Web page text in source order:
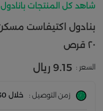
شاهد كل المنتجات بانادول
٢٠ قرص
السعر : 9.15 ريال
زمن التوصيل : خلال 30-60 دقيقة